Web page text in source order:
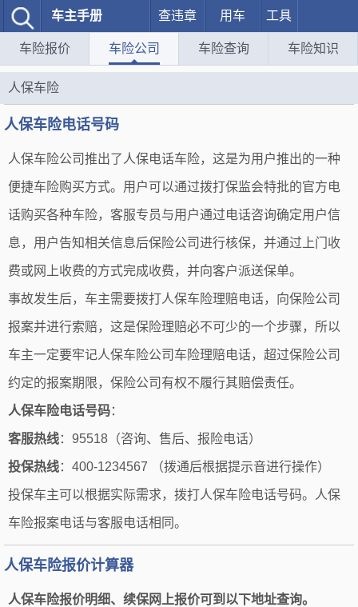
车主手册 查违章 用车 工具
车险报价 车险公司 车险查询 车险知识
人保车险
人保车险电话号码
人保车险公司推出了人保电话车险，这是为用户推出的一种
便捷车险购买方式。用户可以通过拨打保监会特批的官方电
话购买各种车险，客服专员与用户通过电话咨询确定用户信
息，用户告知相关信息后保险公司进行核保，并通过上门收
费或网上收费的方式完成收费，并向客户派送保单。
事故发生后，车主需要拨打人保车险理赔电话，向保险公司
报案并进行索赔，这是保险理赔必不可少的一个步骤，所以
车主一定要牢记人保车险公司车险理赔电话，超过保险公司
约定的报案期限，保险公司有权不履行其赔偿责任。
人保车险电话号码：
客服热线：95518（咨询、售后、报险电话）
投保热线：400-1234567 （拨通后根据提示音进行操作）
投保车主可以根据实际需求，拨打人保车险电话号码。人保
车险报案电话与客服电话相同。
人保车险报价计算器
人保车险报价明细、续保网上报价可到以下地址查询。